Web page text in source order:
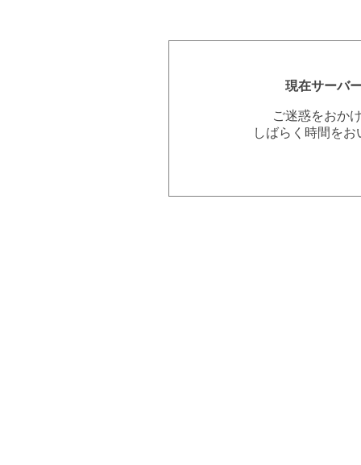
現在サーバ
ご迷惑をおか
しばらく時間を